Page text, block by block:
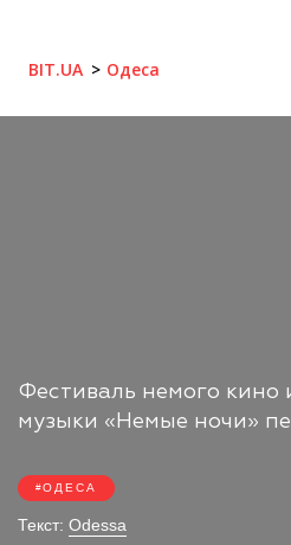
BIT.UA Одеса
Фестиваль немого кино
музыки «Немые ночи»
ОДЕСА
Текст: Odessa